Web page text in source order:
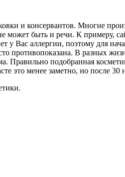
и консервантов. Многие
может быть и речи. К примеру,
Вас аллергии, поэтому для
противопоказана. В разных
Правильно подобранная
это менее заметно, но после